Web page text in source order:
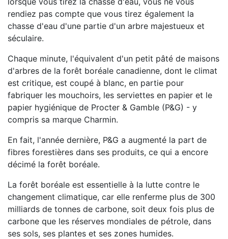
rendiez pas compte que vous tirez également la
chasse d'eau d'une partie d'un arbre majestueux et
séculaire.
Chaque minute, l'équivalent d'un petit pâté de maisons
d'arbres de la forêt boréale canadienne, dont le climat
est critique, est coupé à blanc, en partie pour
fabriquer les mouchoirs, les serviettes en papier et le
papier hygiénique de Procter & Gamble (P&G) - y
compris sa marque Charmin.
En fait, l'année dernière, P&G a augmenté la part de
fibres forestières dans ses produits, ce qui a encore
décimé la forêt boréale.
La forêt boréale est essentielle à la lutte contre le
changement climatique, car elle renferme plus de 300
milliards de tonnes de carbone, soit deux fois plus de
carbone que les réserves mondiales de pétrole, dans
ses sols, ses plantes et ses zones humides.